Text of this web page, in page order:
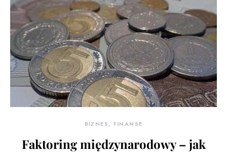
BIZNES, FINANSE
Faktoring międzynarodowy – jak